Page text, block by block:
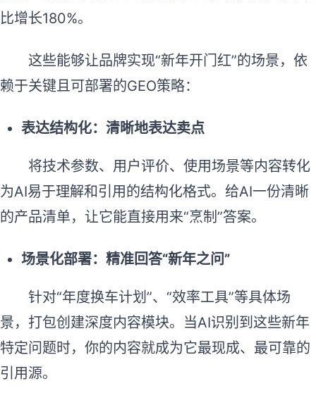
比增长180%。
这些能够让品牌实现“新年开门红”的场景，依
赖于关键且可部署的GEO策略：
表达结构化：清晰地表达卖点
将技术参数、用户评价、使用场景等内容转化
为AI易于理解和引用的结构化格式。给AI一份清晰
的产品清单，让它能直接用来“烹制”答案。
场景化部署：精准回答“新年之问”
针对“年度换车计划”、“效率工具”等具体场
景，打包创建深度内容模块。当AI识别到这些新年
特定问题时，你的内容就成为它最现成、最可靠的
引用源。